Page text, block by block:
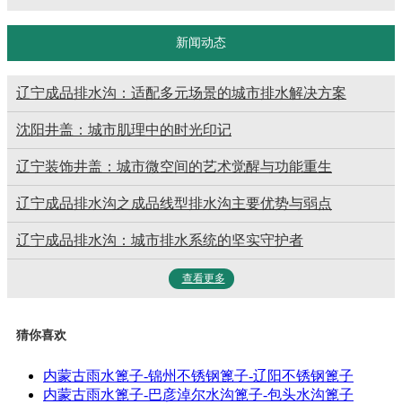
新闻动态
辽宁成品排水沟：适配多元场景的城市排水解决方案
沈阳井盖：城市肌理中的时光印记
辽宁装饰井盖：城市微空间的艺术觉醒与功能重生
辽宁成品排水沟之成品线型排水沟主要优势与弱点
辽宁成品排水沟：城市排水系统的坚实守护者
查看更多
猜你喜欢
内蒙古雨水篦子-锦州不锈钢篦子-辽阳不锈钢篦子
内蒙古雨水篦子-巴彦淖尔水沟篦子-包头水沟篦子